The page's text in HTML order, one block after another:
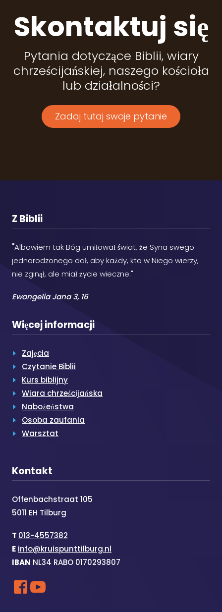
Skontaktuj się
Pytania dotyczące Biblii, wiary
chrześcijańskiej, naszego kościoła
lub działalności?
Zadaj tutaj swoje pytanie
Z Biblii
"Albowiem tak Bóg umiłował świat, że Syna swego
jednorodzonego dał, aby każdy, kto w Niego wierzy,
nie zginął, ale miał życie wieczne."
Ewangelia Jana 3, 16
Więcej informacji
Zajęcia
Czytanie Biblii
Kurs biblijny
Wiara chrześcijańska
Nabożeństwa
Osoba zaufania
Warsztat
Kontakt
Offenbachstraat 105
5011 EH Tilburg
T 013-4557382
E info@kruispunttilburg.nl
IBAN NL34 RABO 0170293807